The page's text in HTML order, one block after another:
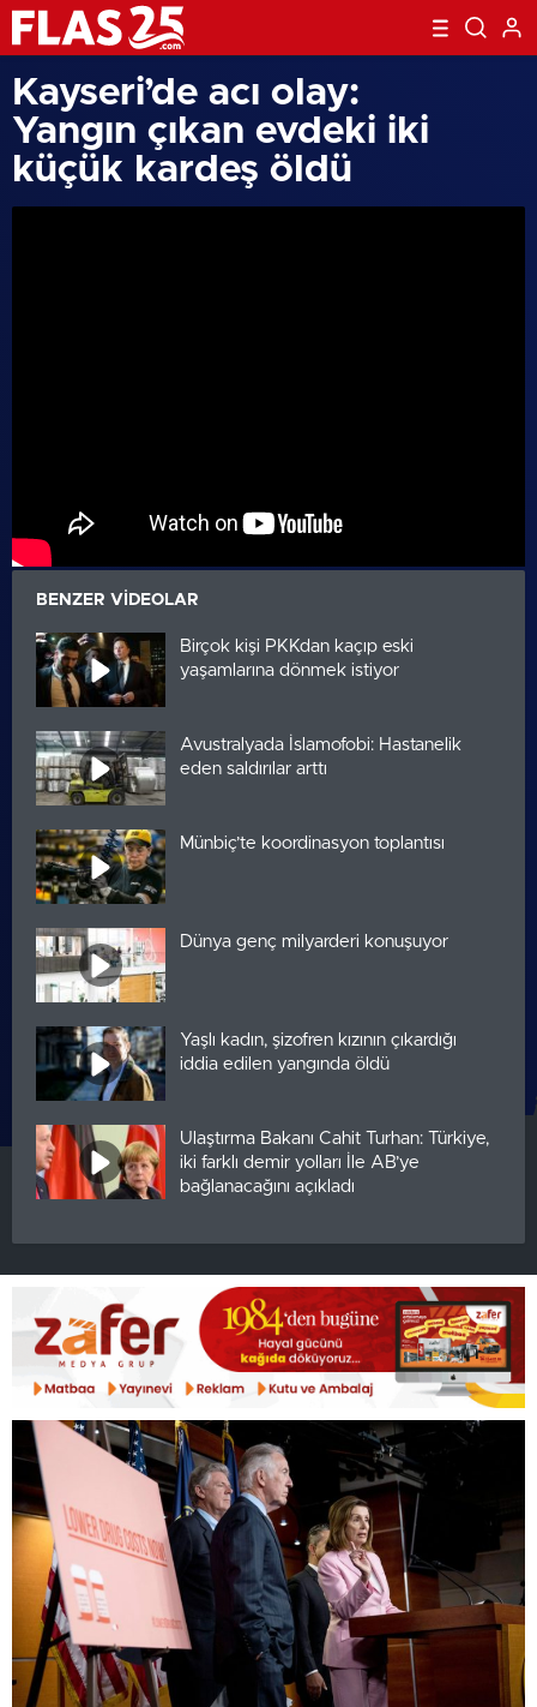
Kayseri’de acı olay:
Yangın çıkan evdeki iki
küçük kardeş öldü
BENZER VIDEOLAR
Birçok kişi PKKdan kaçıp eski
yaşamlarına dönmek istiyor
Avustralyada İslamofobi: Hastanelik
eden saldırılar arttı
Münbiç’te koordinasyon toplantısı
Dünya genç milyarderi konuşuyor
Yaşlı kadın, şizofren kızının çıkardığı
iddia edilen yangında öldü
Ulaştırma Bakanı Cahit Turhan: Türkiye,
iki farklı demir yolları İle AB’ye
bağlanacağını açıkladı